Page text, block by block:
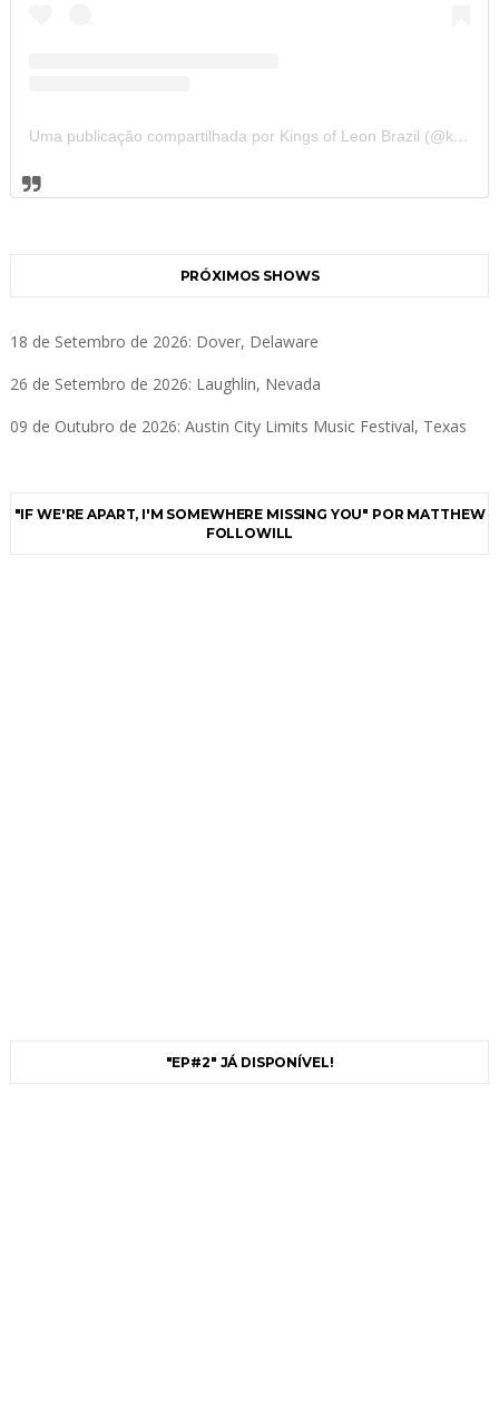
Uma publicação compartilhada por Kings of Leon Brazil (@kolbrazil)
PRÓXIMOS SHOWS
18 de Setembro de 2026: Dover, Delaware
26 de Setembro de 2026: Laughlin, Nevada
09 de Outubro de 2026: Austin City Limits Music Festival, Texas
"IF WE'RE APART, I'M SOMEWHERE MISSING YOU" POR MATTHEW
FOLLOWILL
"EP#2" JÁ DISPONÍVEL!